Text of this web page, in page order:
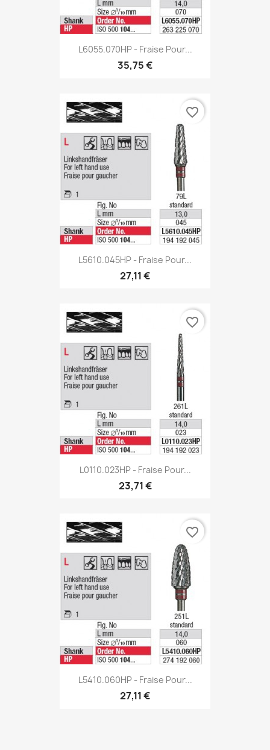
L6055.070HP - Fraise Pour...
35,75 €
L5610.045HP - Fraise Pour...
27,11 €
favorite_border
L0110.023HP - Fraise Pour...
23,71 €
favorite_border
L5410.060HP - Fraise Pour...
27,11 €
favorite_border